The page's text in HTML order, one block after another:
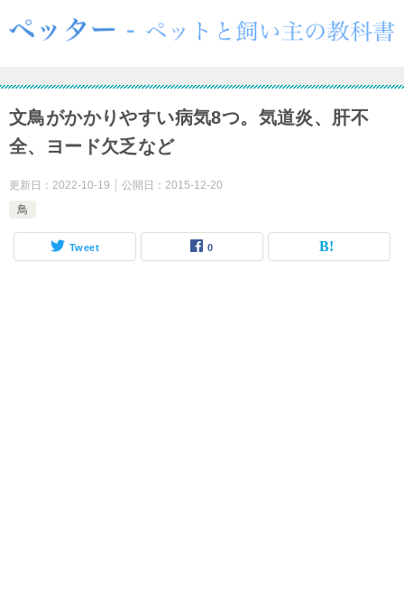
文鳥がかかりやすい病気8つ。気道炎、肝不
全、ヨード欠乏など
更新日： 2022-10-19 公開日： 2015-12-20
鳥
Tweet 0